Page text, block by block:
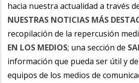
hacia nuestra actualidad a través
NUESTRAS NOTICIAS MÁS
recopilación de la repercusión
EN LOS MEDIOS; una sección de
información que pueda ser útil y
equipos de los medios de